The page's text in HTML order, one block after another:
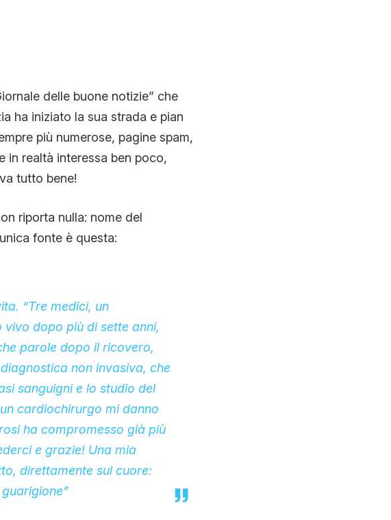
delle buone notizie” che
ha iniziato la sua strada e pian
più numerose, pagine spam,
in realtà interessa ben poco,
tutto bene!
riporta nulla: nome del
fonte è questa:
“Tre medici, un
dopo più di sette anni,
parole dopo il ricovero,
non invasiva, che
sanguigni e lo studio del
cardiochirurgo mi danno
ha compromesso già più
e grazie! Una mia
direttamente sul cuore: